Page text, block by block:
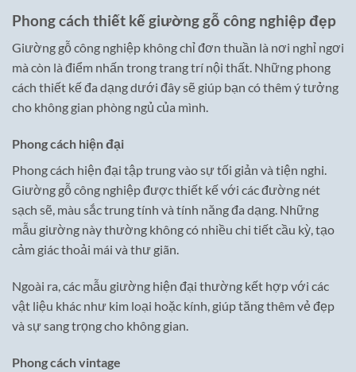
Phong cách thiết kế giường gỗ công nghiệp đẹp
Giường gỗ công nghiệp không chỉ đơn thuần là nơi nghỉ ngơi
mà còn là điểm nhấn trong trang trí nội thất. Những phong
cách thiết kế đa dạng dưới đây sẽ giúp bạn có thêm ý tưởng
cho không gian phòng ngủ của mình.
Phong cách hiện đại
Phong cách hiện đại tập trung vào sự tối giản và tiện nghi.
Giường gỗ công nghiệp được thiết kế với các đường nét
sạch sẽ, màu sắc trung tính và tính năng đa dạng. Những
mẫu giường này thường không có nhiều chi tiết cầu kỳ, tạo
cảm giác thoải mái và thư giãn.
Ngoài ra, các mẫu giường hiện đại thường kết hợp với các
vật liệu khác như kim loại hoặc kính, giúp tăng thêm vẻ đẹp
và sự sang trọng cho không gian.
Phong cách vintage